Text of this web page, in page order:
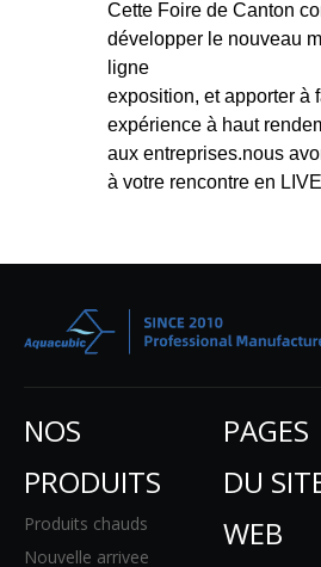
Cette Foire de Canton
développer le nouveau
ligne
exposition, et apporter à
expérience à haut
aux entreprises.nous
à votre rencontre en
NOS
PRODUITS
Produits chauds
Nouvelle arrivee
PAGES
DU
WEB